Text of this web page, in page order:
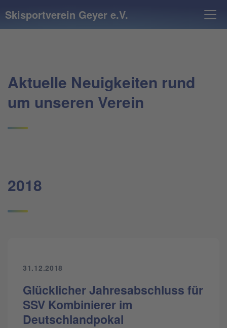
Skisportverein Geyer e.V.
Aktuelle Neuigkeiten rund
um unseren Verein
2018
31.12.2018
Glücklicher Jahresabschluss für
SSV Kombinierer im
Deutschlandpokal